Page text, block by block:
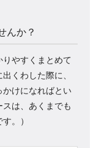
んか？
やすくまとめて
くわした際に、
かけになればとい
は、あくまでも
。）